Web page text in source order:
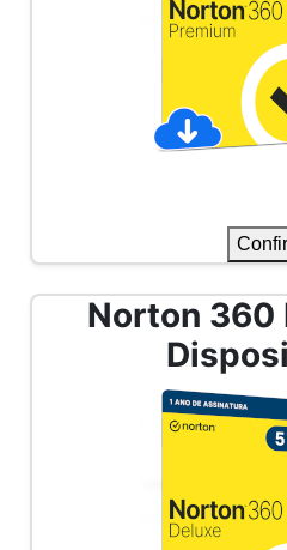
Norton